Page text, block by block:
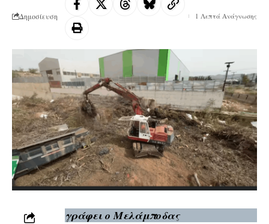
Δημοσίευση 1 Λεπτά Ανάγνωσης
γράφει ο Μελάμποδας